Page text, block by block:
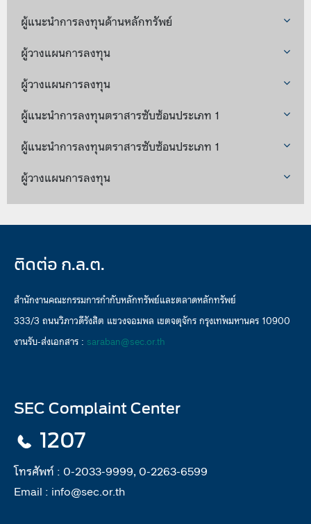
ผู้แนะนำการลงทุนด้านหลักทรัพย์
ผู้วางแผนการลงทุน
ผู้วางแผนการลงทุน
ผู้แนะนำการลงทุนตราสารซับซ้อนประเภท 1
ผู้แนะนำการลงทุนตราสารซับซ้อนประเภท 1
ผู้วางแผนการลงทุน
ติดต่อ ก.ล.ต.
สำนักงานคณะกรรมการกำกับหลักทรัพย์และตลาดหลักทรัพย์
333/3 ถนนวิภาวดีรังสิต แขวงจอมพล เขตจตุจักร กรุงเทพมหานคร 10900
งานรับ-ส่งเอกสาร : saraban@sec.or.th
SEC Complaint Center
1207
โทรศัพท์ : 0-2033-9999, 0-2263-6599
Email : info@sec.or.th